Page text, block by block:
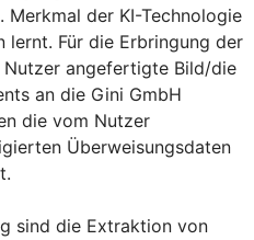
Merkmal der KI-Technologie
lernt. Für die Erbringung der
angefertigte Bild/die
an die Gini GmbH
die vom Nutzer
Überweisungsdaten
sind die Extraktion von